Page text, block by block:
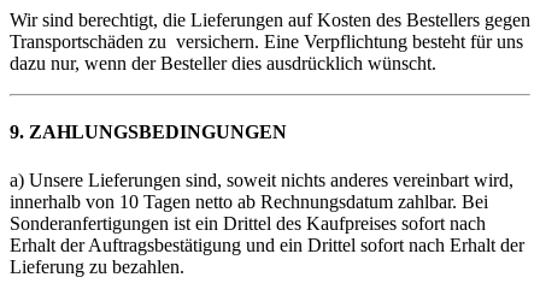
Wir sind berechtigt, die Lieferungen auf Kosten des Bestellers gegen
Transportschäden zu versichern. Eine Verpflichtung besteht für uns
dazu nur, wenn der Besteller dies ausdrücklich wünscht.
9. ZAHLUNGSBEDINGUNGEN
a) Unsere Lieferungen sind, soweit nichts anderes vereinbart wird,
innerhalb von 10 Tagen netto ab Rechnungsdatum zahlbar. Bei
Sonderanfertigungen ist ein Drittel des Kaufpreises sofort nach
Erhalt der Auftragsbestätigung und ein Drittel sofort nach Erhalt der
Lieferung zu bezahlen.